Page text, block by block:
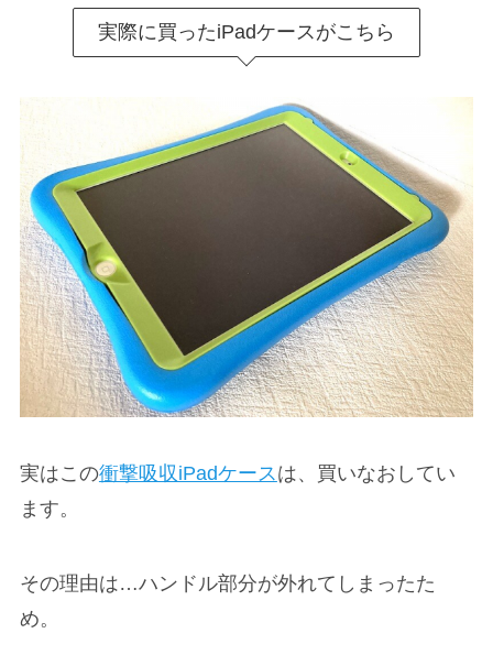
実際に買ったiPadケースがこちら
実はこの衝撃吸収iPadケースは、買いなおしてい
ます。
その理由は…ハンドル部分が外れてしまったた
め。